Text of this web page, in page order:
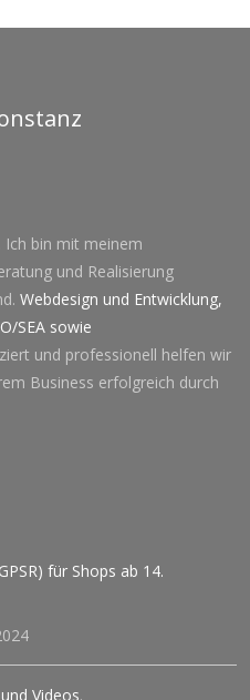
Ich bin mit meinem
und Realisierung
Webdesign und Entwicklung,
/SEA sowie
und professionell helfen wir
Business erfolgreich durch
für Shops ab 14.
Videos.